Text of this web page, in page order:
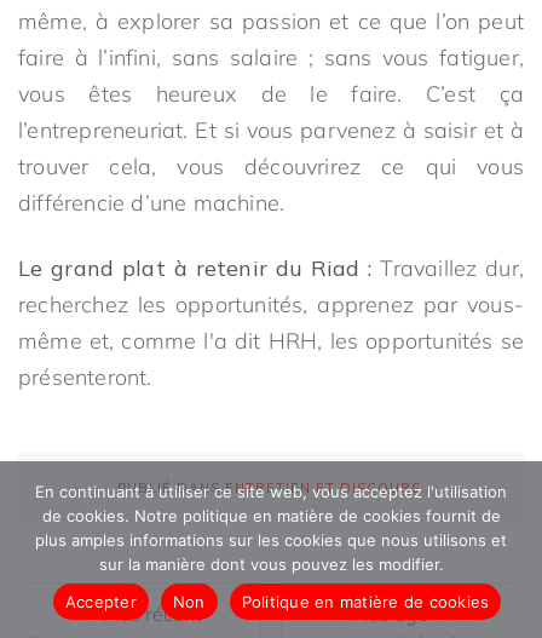
même, à explorer sa passion et ce que l’on peut
faire à l’infini, sans salaire ; sans vous fatiguer,
vous êtes heureux de le faire. C’est ça
l’entrepreneuriat. Et si vous parvenez à saisir et à
trouver cela, vous découvrirez ce qui vous
différencie d’une machine.
Le grand plat à retenir du Riad : Travaillez dur,
recherchez les opportunités, apprenez par vous-
même et, comme l'a dit HRH, les opportunités se
présenteront.
PUBLIÉ DANSENTRETIEN ET DISCOURS.
← Plus récent
Plus âgé →
En continuant à utiliser ce site web, vous acceptez l'utilisation
de cookies. Notre politique en matière de cookies fournit de
plus amples informations sur les cookies que nous utilisons et
sur la manière dont vous pouvez les modifier.
Accepter
Non Politique en matière de cookies